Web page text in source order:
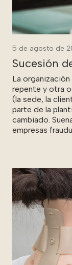
5 de agosto de
Sucesión
La
repente y otra
(la sede, la
parte de la
cambiado.
empresas